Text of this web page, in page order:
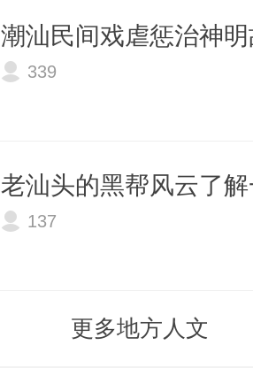
潮汕民间戏虐惩治神
339
老汕头的黑帮风云了
137
更多地方人文